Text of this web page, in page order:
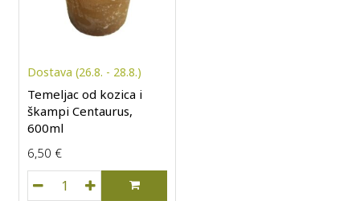
Dostava (26.8. - 28.8.)
Temeljac od kozica i
škampi Centaurus,
600ml
6,50 €
Temeljac od kozica i škampi Centaurus, 600ml količina